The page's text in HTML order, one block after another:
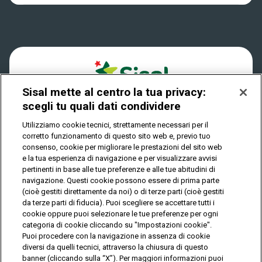
Play Your Date
Dove si gioca
Quanto si vince
Come riscuotere
Privacy
IL GIOCO È VIETATO AI MINORI E PUÒ CAUSARE
DIPENDENZA PATOLOGICA
© Copyright Sisal Italia S.p.A. - P.I. 02433760135
Privacy Cookies
Mappa
del
sito
Sisal mette al centro la tua privacy:
scegli tu quali dati condividere
Utilizziamo cookie tecnici, strettamente necessari per il
corretto funzionamento di questo sito web e, previo tuo
consenso, cookie per migliorare le prestazioni del sito web
e la tua esperienza di navigazione e per visualizzare avvisi
pertinenti in base alle tue preferenze e alle tue abitudini di
navigazione. Questi cookie possono essere di prima parte
(cioè gestiti direttamente da noi) o di terze parti (cioè gestiti
da terze parti di fiducia). Puoi scegliere se accettare tutti i
cookie oppure puoi selezionare le tue preferenze per ogni
categoria di cookie cliccando su "Impostazioni cookie".
Puoi procedere con la navigazione in assenza di cookie
diversi da quelli tecnici, attraverso la chiusura di questo
banner (cliccando sulla “X”). Per maggiori informazioni puoi